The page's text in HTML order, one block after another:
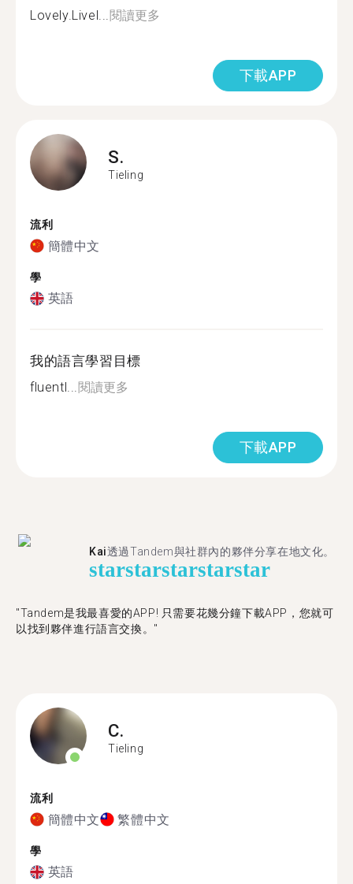
Lovely.Livel...閱讀更多
下載APP
S.
Tieling
流利
簡體中文
學
英語
我的語言學習目標
fluentl...閱讀更多
下載APP
Kai透過Tandem與社群內的夥伴分享在地文化。
starstarstarstarstar
"Tandem是我最喜愛的APP! 只需要花幾分鐘下載APP，您就可
以找到夥伴進行語言交換。"
C.
Tieling
流利
簡體中文 繁體中文
學
英語